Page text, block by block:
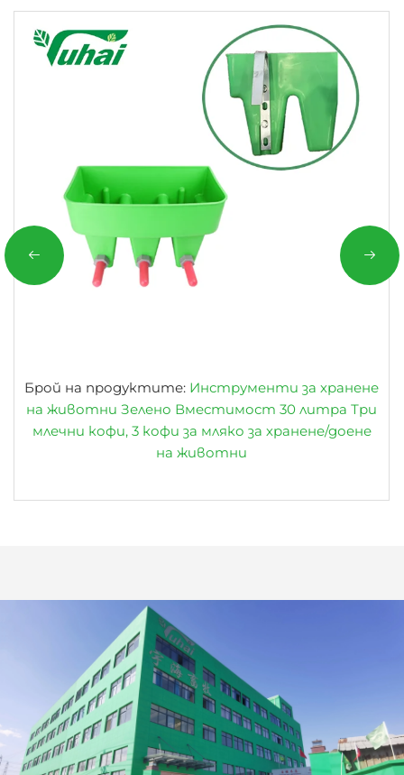
Брой на продуктите: Инструменти за хранене
на животни Зелено Вместимост 30 литра Три
млечни кофи, 3 кофи за мляко за хранене/доене
на животни